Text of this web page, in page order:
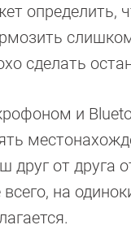
определить,
сделать
и
от друга
на